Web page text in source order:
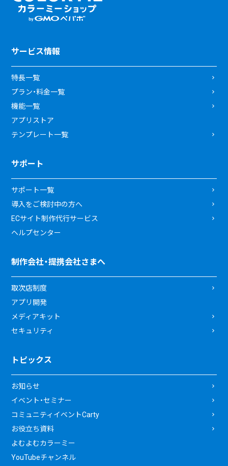
サービス情報
特長一覧
プラン・料金一覧
機能一覧
アプリストア
テンプレート一覧
サポート
サポート一覧
導入をご検討中の方へ
ECサイト制作代行サービス
ヘルプセンター
制作会社・提携会社さまへ
取次店制度
アプリ開発
メディアキット
セキュリティ
トピックス
お知らせ
イベント・セミナー
コミュニティイベントCarty
お役立ち資料
よむよむカラーミー
YouTubeチャンネル